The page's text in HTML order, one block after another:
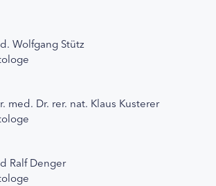
Wolfgang Stütz
med. Dr. rer. nat. Klaus Kusterer
Ralf Denger